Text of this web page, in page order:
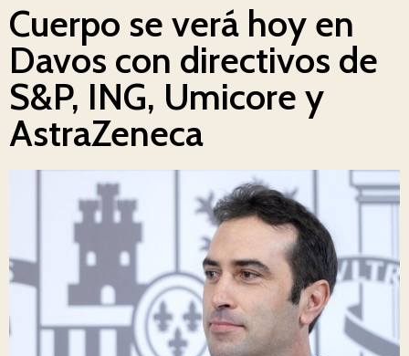
Cuerpo se verá hoy en
Davos con directivos de
S&P, ING, Umicore y
AstraZeneca